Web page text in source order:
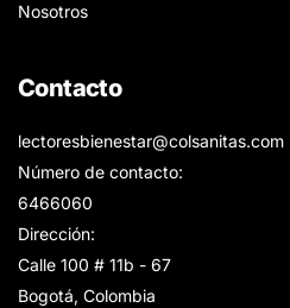
Nosotros
Contacto
lectoresbienestar@colsanitas.com
Número de contacto:
6466060
Dirección:
Calle 100 # 11b - 67
Bogotá, Colombia